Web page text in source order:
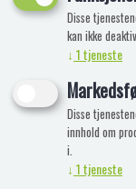
Disse
kan ikke
↓ 1tjeneste
Disse
innhold om
i.
↓ 1tjeneste